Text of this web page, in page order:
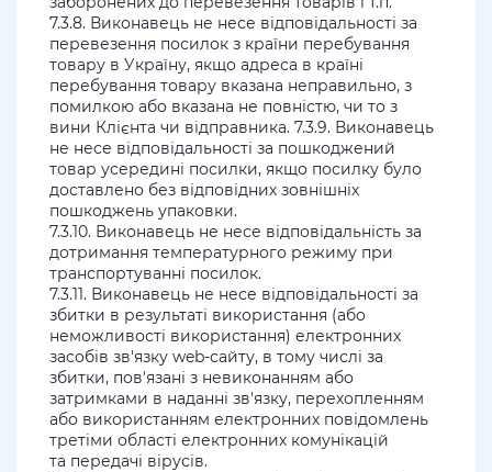
7.3.8. Виконавець не несе відповідальності за
перевезення посилок з країни перебування
товару в Україну, якщо адреса в країні
перебування товару вказана неправильно, з
помилкою або вказана не повністю, чи то з
вини Клієнта чи відправника. 7.3.9. Виконавець
не несе відповідальності за пошкоджений
товар усередині посилки, якщо посилку було
доставлено без відповідних зовнішніх
пошкоджень упаковки.
7.3.10. Виконавець не несе відповідальність за
дотримання температурного режиму при
транспортуванні посилок.
7.3.11. Виконавець не несе відповідальності за
збитки в результаті використання (або
неможливості використання) електронних
засобів зв'язку web-сайту, в тому числі за
збитки, пов'язані з невиконанням або
затримками в наданні зв'язку, перехопленням
або використанням електронних повідомлень
третіми області електронних комунікацій
та передачі вірусів.